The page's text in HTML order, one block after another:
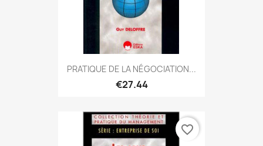
PRATIQUE DE LA NÉGOCIATION...
€27.44
favorite_border